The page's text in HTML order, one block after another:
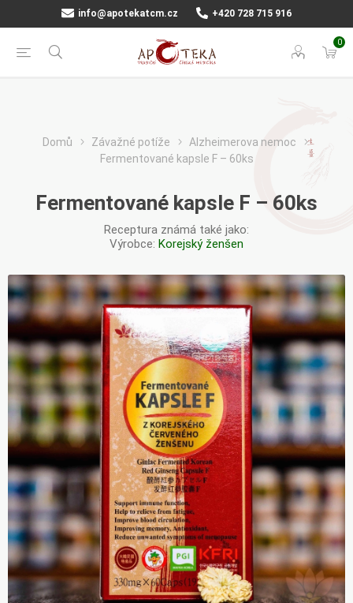
info@apotekatcm.cz +420 728 715 916
0
Domů Závažné potíže
Alzheimerova nemoc
Fermentované kapsle F – 60ks
Fermentované kapsle F – 60ks
Receptura známá také jako:
Výrobce: Korejský ženšen